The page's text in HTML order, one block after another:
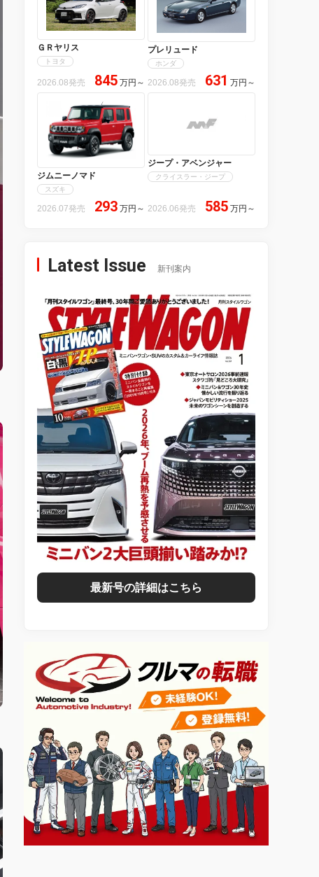
ＧＲヤリス
トヨタ
2026.08発売 845 万円 ～
プレリュード
ホンダ
2026.08発売 631 万円 ～
ジムニーノマド
スズキ
2026.07発売 293 万円 ～
ジープ・アベンジャー
クライスラー・ジープ
2026.06発売 585 万円 ～
Latest Issue 新刊案内
最新号の詳細はこちら